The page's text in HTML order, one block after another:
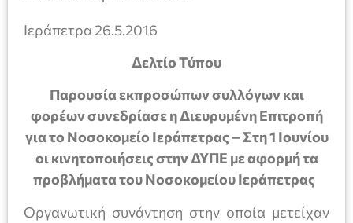
Ιεράπετρα 26.5.2016
Δελτίο Τύπου
Παρουσία εκπροσώπων συλλόγων και
φορέων συνεδρίασε η Διευρυμένη Επιτροπή
για το Νοσοκομείο Ιεράπετρας – Στη 1 Ιουνίου
οι κινητοποιήσεις στην ΔΥΠΕ με αφορμή τα
προβλήματα του Νοσοκομείου Ιεράπετρας
Οργανωτική συνάντηση στην οποία μετείχαν